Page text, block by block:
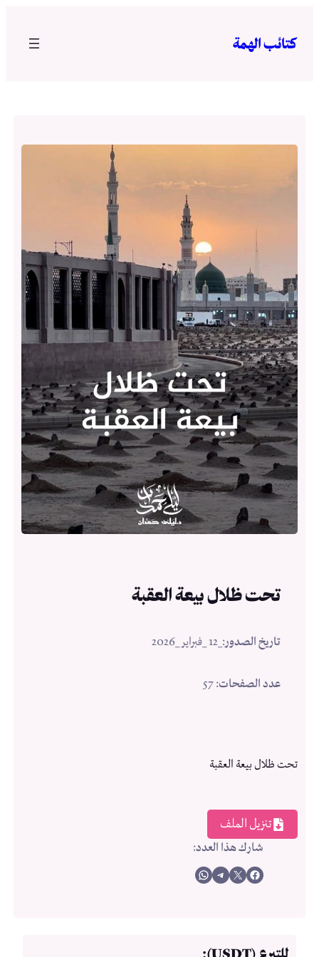
المحتوى
كتائب الهمة
تحت ظلال بيعة العقبة
تاريخ الصدور: _12 _فبراير _2026
عدد الصفحات: 57
تحت ظلال بيعة العقبة
تنزيل الملف
شارك هذا العدد:
Share on Facebook
Share on X
Share on Telegram
Share on WhatsApp
للتبرع (USDT):